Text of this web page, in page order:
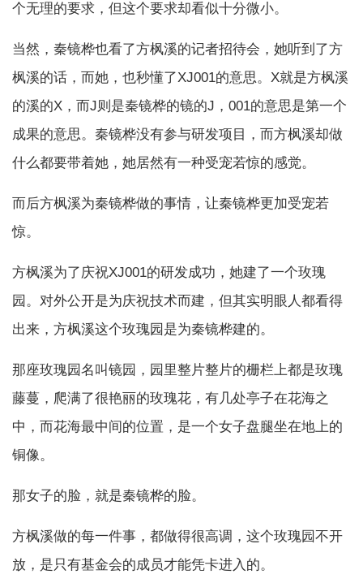
个无理的要求，但这个要求却看似十分微小。
当然，秦镜桦也看了方枫溪的记者招待会，她听到了方
枫溪的话，而她，也秒懂了XJ001的意思。X就是方枫溪
的溪的X，而J则是秦镜桦的镜的J，001的意思是第一个
成果的意思。秦镜桦没有参与研发项目，而方枫溪却做
什么都要带着她，她居然有一种受宠若惊的感觉。
而后方枫溪为秦镜桦做的事情，让秦镜桦更加受宠若
惊。
方枫溪为了庆祝XJ001的研发成功，她建了一个玫瑰
园。对外公开是为庆祝技术而建，但其实明眼人都看得
出来，方枫溪这个玫瑰园是为秦镜桦建的。
那座玫瑰园名叫镜园，园里整片整片的栅栏上都是玫瑰
藤蔓，爬满了很艳丽的玫瑰花，有几处亭子在花海之
中，而花海最中间的位置，是一个女子盘腿坐在地上的
铜像。
那女子的脸，就是秦镜桦的脸。
方枫溪做的每一件事，都做得很高调，这个玫瑰园不开
放，是只有基金会的成员才能凭卡进入的。